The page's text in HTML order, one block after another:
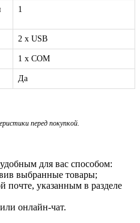
1
2 x USB
1 x COM
Да
перед покупкой.
для вас способом:
выбранные товары;
почте, указанным в разделе
онлайн-чат.